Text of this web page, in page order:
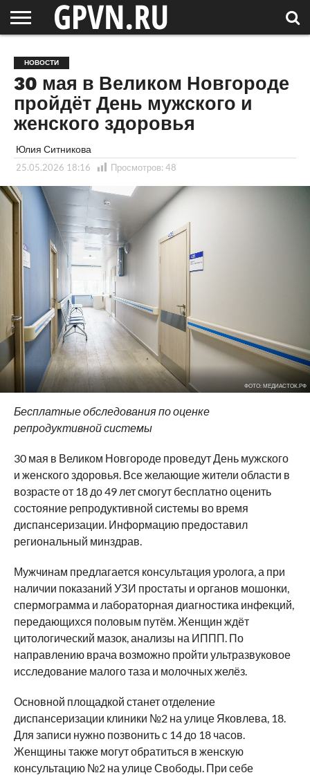
ОБЛАСТЬ
НОВОСТИ
СОСЕДЕЙ
РОССИЯ
/ МИР
СПЕЦПРОЕКТЫ
БЛОГ
СТАТЬИ
ФОТОРЕПОРТАЖИ
ИНТЕРВЬЮ
ОБЪЕКТЫ
ПОДБОРКИ
НОВОСТИ
30 мая в Великом Новгороде
пройдёт День мужского и
женского здоровья
Юлия Ситникова
25.05.2026 18:16 Просмотров: 48
ФОТО: МЕДИАСТОК.РФ
Бесплатные обследования по оценке
репродуктивной системы
30 мая в Великом Новгороде проведут День мужского
и женского здоровья. Все желающие жители области в
возрасте от 18 до 49 лет смогут бесплатно оценить
состояние репродуктивной системы во время
диспансеризации. Информацию предоставил
региональный минздрав.
Мужчинам предлагается консультация уролога, а при
наличии показаний УЗИ простаты и органов мошонки,
спермограмма и лабораторная диагностика инфекций,
передающихся половым путём. Женщин ждёт
цитологический мазок, анализы на ИППП. По
направлению врача возможно пройти ультразвуковое
исследование малого таза и молочных желёз.
Основной площадкой станет отделение
диспансеризации клиники №2 на улице Яковлева, 18.
Для записи нужно позвонить с 14 до 18 часов.
Женщины также могут обратиться в женскую
консультацию №2 на улице Свободы. При себе